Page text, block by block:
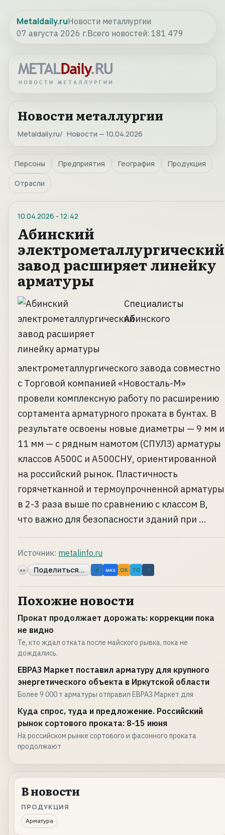
Metaldaily.ruНовости металлургии
07 августа 2026 г.Всего новостей: 181 479
Новости металлургии
Metaldaily.ru Новости — 10.04.2026
Персоны Предприятия География Продукция
Отрасли
10.04.2026 - 12:42
Абинский
электрометаллургический
завод расширяет линейку
арматуры
Специалисты
Абинского
электрометаллургического завода совместно
с Торговой компанией «Новосталь-М»
провели комплексную работу по расширению
сортамента арматурного проката в бунтах. В
результате освоены новые диаметры — 9 мм и
11 мм — с рядным намотом (СПУЛЗ) арматуры
классов А500С и А500СНУ, ориентированной
на российский рынок. Пластичность
горячетканной и термоупрочненной арматуры
в 2-3 раза выше по сравнению с классом В,
что важно для безопасности зданий при ...
Источник: metalinfo.ru
«» Поделиться... B MAX OK TG ↗
Похожие новости
Прокат продолжает дорожать: коррекции пока
не видно
Те, кто ждал отката после майского рывка, пока не
дождались.
ЕВРАЗ Маркет поставил арматуру для крупного
энергетического объекта в Иркутской области
Более 9 000 т арматуры отправил ЕВРАЗ Маркет для
Куда спрос, туда и предложение. Российский
рынок сортового проката: 8-15 июня
На российском рынке сортового и фасонного проката
продолжают
В новости
ПРОДУКЦИЯ
Арматура